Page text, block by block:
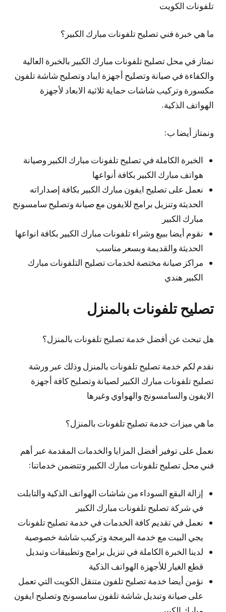
تلفونات الكويت
ما هي خبرة فني تصليح تلفونات مبارك الكبير؟
نمتاز في محل تصليح تلفونات مبارك الكبير بالخبرة العالية
والكفاءة في صيانة وتصليح أجهزة ايباد وتصليح شاشة تلفون
مكسورة وتركيب شاشات حماية ثلاثية الابعاد لأجهزة
الهواتف الذكية.
ونمتاز أيضا ب:
الخبرة الكاملة في تصليح تلفونات مبارك الكبير وصيانة
هواتف مبارك الكبير بكافة أنواعها
نعمل على تصليح ايفون مبارك الكبير بكافة إصداراته
الحديثة وتنزيل برامج للايفون مع صيانة وتصليح سامسونج
مبارك الكبير
نقوم أيضا ببيع وشراء تلفونات مبارك الكبير بكافة انواعها
الحديثة والقديمة وبسعر مناسب
مراكز صيانة مختصة لخدمات تصليح التلفونات مبارك
الكبير هندي
تصليح تلفونات بالمنزل
هل تبحث عن أفضل خدمة تصليح تلفونات بالمنزل؟
نقدم لكم خدمة تصليح تلفونات بالمنزل وذلك عبر ورشة
تصليح تلفونات مبارك الكبير لصيانة وتصليح كافة أجهزة
الايفون والسامسونج والهواوي وغيرها
ما هي ميزات خدمة تصليح تلفونات بالمنزل؟
نعمل على توفير أفضل المزايا والخدمات المقدمة عبر أهم
فني محل تصليح تلفونات مبارك الكبير وتتضمن خدماتنا:
إزالة البقع السوداء من شاشات الهواتف الذكية والتابلت
في شركة تصليح تلفونات مبارك الكبير
نعمل في تقديم كافة الخدمات في خدمة تصليح تلفونات
يجي البيت مع خدمة البرمجة وتركيب شاشة خصوصية
لدينا الخبرة الكاملة في تنزيل برامج وتطبيقات وتبديل
قطع الغيار للأجهزة الهواتف الذكية
نؤمن أيضا خدمة تصليح تلفون متنقل الكويت التي تعمل
على صيانة وتبديل شاشة تلفون سامسونج وتصليح ايفون
مبارك الكبير